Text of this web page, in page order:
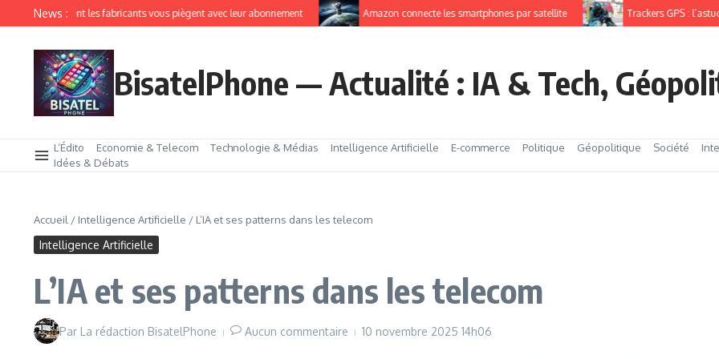
News :
IoT comment les fabricants vous piègent avec leur abonnement Amazon connecte les smartphones par satellite Trackers GPS : l’astuce
BisatelPhone — Actualité : IA & Tech,
L’Édito Economie & Telecom Technologie & Médias Intelligence Artificielle E-commerce Politique Géopolitique Société
Idées & Débats
Accueil / Intelligence Artificielle / L’IA et ses patterns dans les telecom
Intelligence Artificielle
L’IA et ses patterns dans les telecom
Par La rédaction BisatelPhone Aucun commentaire 10 novembre 2025 14h06